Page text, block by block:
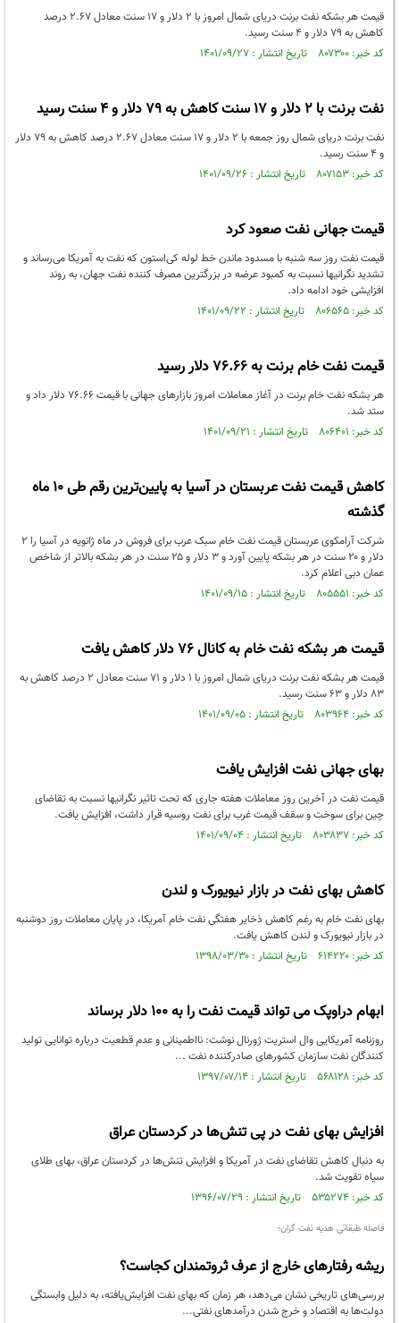
قیمت هر بشکه نفت برنت دریای شمال امروز با ۲ دلار و ۱۷ سنت معادل ۲.۶۷ درصد
کاهش به ۷۹ دلار و ۴ سنت رسید.
کد خبر: ۸۰۷۳۰۰ تاریخ انتشار : ۱۴۰۱/۰۹/۲۷
نفت برنت با 2 دلار و 17 سنت کاهش به 79 دلار و 4 سنت رسید
نفت برنت دریای شمال روز جمعه با 2 دلار و 17 سنت معادل 2.67 درصد کاهش به 79 دلار
و 4 سنت رسید.
کد خبر: ۸۰۷۱۵۳ تاریخ انتشار : ۱۴۰۱/۰۹/۲۶
قیمت جهانی نفت صعود کرد
قیمت نفت روز سه شنبه با مسدود ماندن خط لوله کی‌استون که نفت به آمریکا می‌رساند و
تشدید نگرانیها نسبت به کمبود عرضه در بزرگترین مصرف کننده نفت جهان، به روند
افزایشی خود ادامه داد.
کد خبر: ۸۰۶۵۶۵ تاریخ انتشار : ۱۴۰۱/۰۹/۲۲
قیمت نفت خام برنت به 76.66 دلار رسید
هر بشکه نفت خام برنت در آغاز معاملات امروز بازارهای جهانی با قیمت 76.66 دلار داد و
ستد شد.
کد خبر: ۸۰۶۴۰۱ تاریخ انتشار : ۱۴۰۱/۰۹/۲۱
کاهش قیمت نفت عربستان در آسیا به پایین‌ترین رقم طی ۱۰ ماه
گذشته
شرکت آرامکوی عربستان قیمت نفت خام سبک عرب برای فروش در ماه ژانویه در آسیا را ۲
دلار و ۲۰ سنت در هر بشکه پایین آورد و ۳ دلار و ۲۵ سنت در هر بشکه بالاتر از شاخص
عمان دبی اعلام کرد.
کد خبر: ۸۰۵۵۵۱ تاریخ انتشار : ۱۴۰۱/۰۹/۱۵
قیمت هر بشکه نفت خام به کانال ۷۶ دلار کاهش یافت
قیمت هر بشکه نفت برنت دریای شمال امروز با ۱ دلار و ۷۱ سنت معادل ۲ درصد کاهش به
۸۳ دلار و ۶۳ سنت رسید.
کد خبر: ۸۰۳۹۶۴ تاریخ انتشار : ۱۴۰۱/۰۹/۰۵
بهای جهانی نفت افزایش یافت
قیمت نفت در آخرین روز معاملات هفته جاری که تحت تاثیر نگرانیها نسبت به تقاضای
چین برای سوخت و سقف قیمت غرب برای نفت روسیه قرار داشت، افزایش یافت.
کد خبر: ۸۰۳۸۳۷ تاریخ انتشار : ۱۴۰۱/۰۹/۰۴
کاهش بهای نفت در بازار نیویورک و لندن
بهای نفت خام به رغم کاهش ذخایر هفتگی نفت خام آمریکا، در پایان معاملات روز دوشنبه
در بازار نیویورک و لندن کاهش یافت.
کد خبر: ۶۱۴۲۲۰ تاریخ انتشار : ۱۳۹۸/۰۳/۳۰
ابهام دراوپک می تواند قیمت نفت را به 100 دلار برساند
روزنامه آمریکایی وال استریت ژورنال نوشت: نااطمینانی و عدم قطعیت درباره توانایی تولید
کنندگان نفت سازمان کشورهای صادرکننده نفت ...
کد خبر: ۵۶۸۱۲۸ تاریخ انتشار : ۱۳۹۷/۰۷/۱۴
افزایش بهای نفت در پی تنش‌ها در کردستان عراق
به دنبال کاهش تقاضای نفت در آمریکا و افزایش تنش‌ها در کردستان عراق، بهای طلای
سیاه تقویت شد.
کد خبر: ۵۳۵۲۷۴ تاریخ انتشار : ۱۳۹۶/۰۷/۲۹
فاصله طبقاتی هدیه نفت گران؛
ریشه رفتارهای خارج از عرف ثروتمندان کجاست؟
بررسی‌های تاریخی نشان می‌دهد، هر زمان که بهای نفت افزایش‌یافته، به دلیل وابستگی
دولت‌ها به اقتصاد و خرج شدن درآمدهای نفتی...